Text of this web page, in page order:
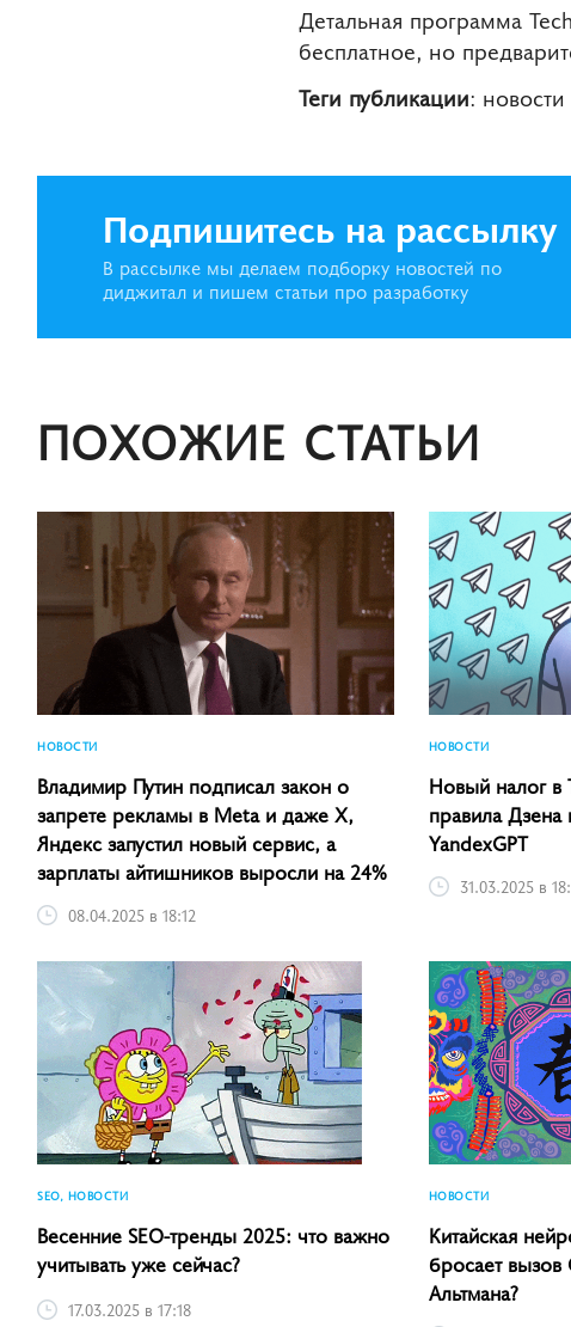
Детальная программа
бесплатное, но
Теги публикации:
Подпишитесь на рассылку
В рассылке мы делаем подборку новостей по
диджитал и пишем статьи про разработку
ПОХОЖИЕ СТАТЬИ
НОВОСТИ
Владимир Путин подписал закон о
запрете рекламы в Meta и даже X,
Яндекс запустил новый сервис, а
зарплаты айтишников выросли на 24%
08.04.2025 в 18:12
НОВОСТИ
Новый налог в
правила Дзена
YandexGPT
31.03.2025 в
SEO, НОВОСТИ
Весенние SEO-тренды 2025: что важно
учитывать уже сейчас?
17.03.2025 в 17:18
НОВОСТИ
Китайская
бросает
Альтмана?